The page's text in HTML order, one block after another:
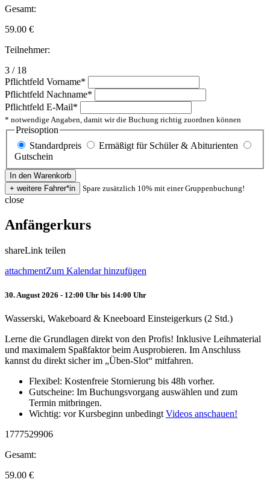
Gesamt:
59.00 €
Teilnehmer:
3 / 18
Pflichtfeld Vorname*
Pflichtfeld Nachname*
Pflichtfeld E-Mail*
* notwendige Angaben, damit wir die Buchung richtig zuordnen können
Preisoption
Standardpreis
Ermäßigt für Schüler & Abiturienten
Gutschein
Spare zusätzlich 10% mit einer Gruppenbuchung!
close
Anfängerkurs
shareLink teilen
attachmentZum Kalendar hinzufügen
30. August 2026 - 12:00 Uhr bis 14:00 Uhr
Wasserski, Wakeboard & Kneeboard Einsteigerkurs (2 Std.)
Lerne die Grundlagen direkt von den Profis! Inklusive Leihmaterial
und maximalem Spaßfaktor beim Ausprobieren. Im Anschluss
kannst du direkt sicher im „Üben-Slot“ mitfahren.
Flexibel: Kostenfreie Stornierung bis 48h vorher.
Gutscheine: Im Buchungsvorgang auswählen und zum
Termin mitbringen.
Wichtig: vor Kursbeginn unbedingt Videos anschauen!
1777529906
Gesamt:
59.00 €